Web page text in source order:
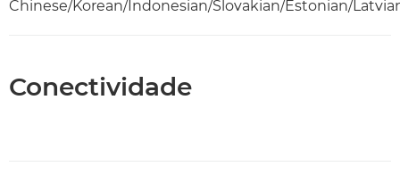
Chinese/Korean/Indonesian/Slovakian/Estonian/
Conectividade